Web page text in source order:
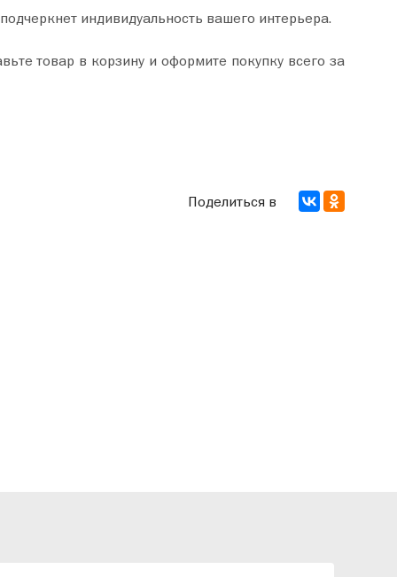
индивидуальность вашего интерьера.
Поделиться в